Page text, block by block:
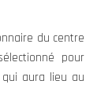
du centre
pour
aura lieu au